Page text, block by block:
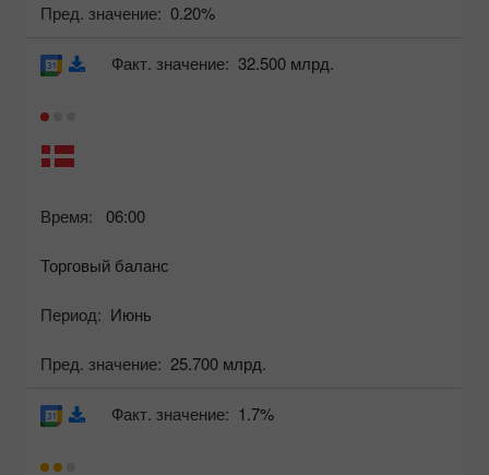
Пред. значение: 0.20%
Время: 06:00
Торговый баланс
Период: Июнь
Пред. значение: 25.700 млрд.
Факт. значение: 32.500 млрд.
Факт. значение: 1.7%